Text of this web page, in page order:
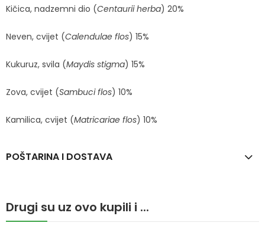
Kičica, nadzemni dio (Centaurii herba) 20%
Neven, cvijet (Calendulae flos) 15%
Kukuruz, svila (Maydis stigma) 15%
Zova, cvijet (Sambuci flos) 10%
Kamilica, cvijet (Matricariae flos) 10%
POŠTARINA I DOSTAVA
Drugi su uz ovo kupili i ...